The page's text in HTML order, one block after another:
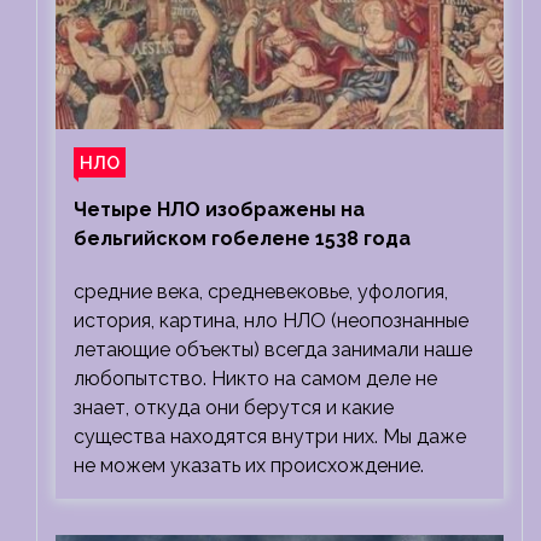
НЛО
Четыре НЛО изображены на
бельгийском гобелене 1538 года
средние века, средневековье, уфология,
история, картина, нло НЛО (неопознанные
летающие объекты) всегда занимали наше
любопытство. Никто на самом деле не
знает, откуда они берутся и какие
существа находятся внутри них. Мы даже
не можем указать их происхождение.